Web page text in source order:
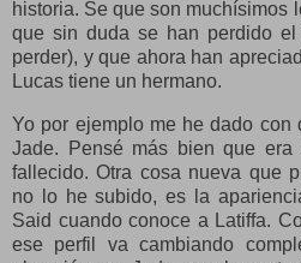
historia. Se que son muchísimos
que sin duda se han perdido
perder), y que ahora han
Lucas tiene un hermano.
Yo por ejemplo me he dado con
Jade. Pensé más bien que
fallecido. Otra cosa nueva que
no lo he subido, es la
Said cuando conoce a Latiffa.
ese perfil va cambiando